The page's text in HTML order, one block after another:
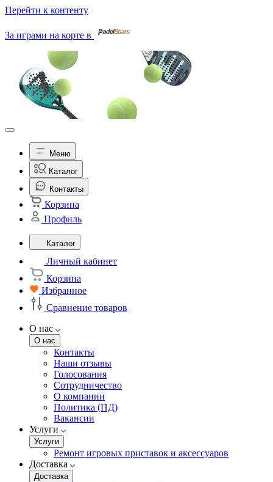
Перейти к контенту
За играми на корте в
Меню
Каталог
Контакты
Корзина
Профиль
Каталог
Личный кабинет
Корзина
Избранное
Сравнение товаров
О нас
О нас
Контакты
Наши отзывы
Голосования
Сотрудничество
О компании
Политика (ПД)
Вакансии
Услуги
Услуги
Ремонт игровых приставок и аксессуаров
Доставка
Доставка